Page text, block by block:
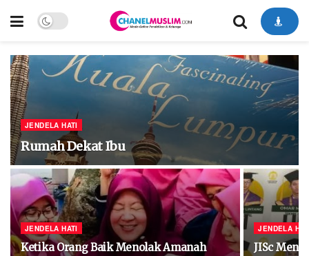
JENDELA HATI
Rumah Dekat Ibu
JENDELA HATI
Ketika Orang Baik Menolak Amanah
JENDELA
JISc